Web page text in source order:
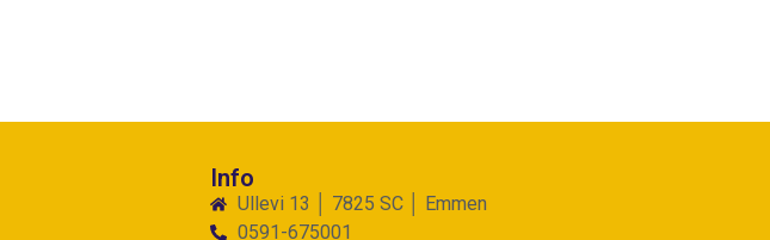
Info
Ullevi 13 │ 7825 SC │ Emmen
0591-675001